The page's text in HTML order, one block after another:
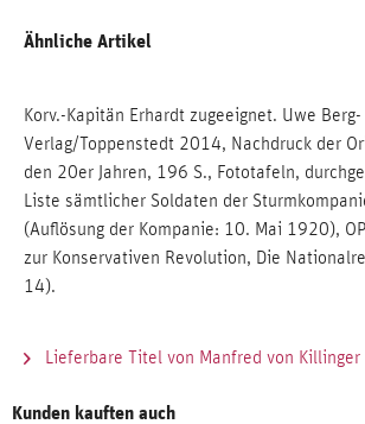
Ähnliche Artikel
Korv.-Kapitän Erhardt zugeeignet. Uwe Berg-
Verlag/Toppenstedt 2014, Nachdruck der
den 20er Jahren, 196 S., Fototafeln,
Liste sämtlicher Soldaten der
(Auflösung der Kompanie: 10. Mai 1920),
zur Konservativen Revolution, Die
14).
Lieferbare Titel von Manfred von
Kunden kauften auch